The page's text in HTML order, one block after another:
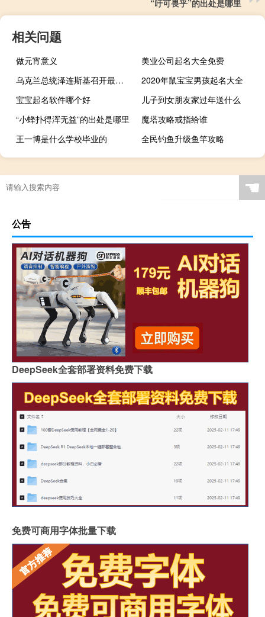
“吁可畏乎”的出处是哪里
相关问题
做元宵意义
美业公司起名大全免费
乌克兰总统泽连斯基召开最高统帅部会议
2020年鼠宝宝男孩起名大全
宝宝起名软件哪个好
儿子到女朋友家过年送什么
“小蜂扑得浑无益”的出处是哪里
魔塔攻略戒指给谁
王一博是什么学校毕业的
全民钓鱼升级鱼竿攻略
☚
公告
DeepSeek全套部署资料免费下载
免费可商用字体批量下载